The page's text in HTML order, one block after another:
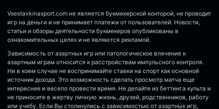
Vsestavkinasport.com не является букмекерской конторой, не проводит
игр на деньги и не принимает платежи от пользователей. Новости,
статьи и обзоры деятельности букмекеров опубликованы в
ознакомительных целях и не являются рекламой.
Зависимость от азартных игр или патологическое влечение к
азартным играм относится к расстройствам импульсного контроля.
Ни в коем случае не воспринимайте ставки на спорт как основной
источник дохода. Это возможность сделать просмотр матча еще
интереснее и весело провести время. Не делайте из беттинга культа и
не приносите в жертву личную жизнь, друзей, родственников, работу
или учебу. Если Вы столкнулись с зависимостью от азартных игр,